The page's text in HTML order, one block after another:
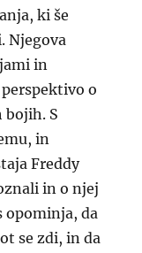
ki še
Njegova
in
o
S
in
Freddy
in o njej
opominja, da
se zdi, in da